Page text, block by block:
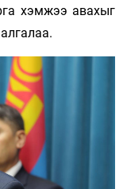
хэмжээ авахыг